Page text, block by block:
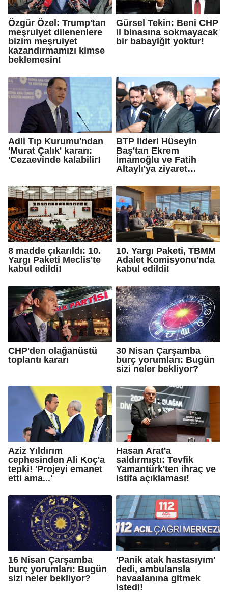
Özgür Özel: Trump'tan
meşruiyet dilenenlere
bizim meşruiyet
kazandırmamızı kimse
beklemesin!
Gürsel Tekin: Beni CHP
il binasına sokmayacak
bir babayiğit yoktur!
Adli Tıp Kurumu'ndan
'Murat Çalık' kararı:
'Cezaevinde kalabilir!
BTP lideri Hüseyin
Baş'tan Ekrem
İmamoğlu ve Fatih
Altaylı'ya ziyaret…
8 madde çıkarıldı: 10.
Yargı Paketi Meclis'te
kabul edildi!
10. Yargı Paketi, TBMM
Adalet Komisyonu'nda
kabul edildi!
CHP'den olağanüstü
toplantı kararı
30 Nisan Çarşamba
burç yorumları: Bugün
sizi neler bekliyor?
Aziz Yıldırım
cephesinden Ali Koç'a
tepki! 'Projeyi emanet
etti ama...'
Hasan Arat'a
saldırmıştı: Tevfik
Yamantürk'ten ihraç ve
istifa açıklaması!
16 Nisan Çarşamba
burç yorumları: Bugün
sizi neler bekliyor?
'Panik atak hastasıyım'
dedi, ambulansla
havaalanına gitmek
istedi!